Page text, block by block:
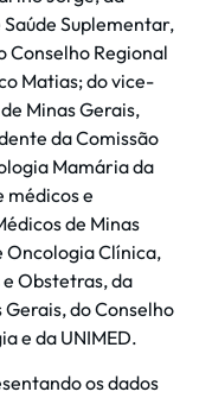
Suplementar,
Conselho Regional
Matias; do vice-
Minas Gerais,
da Comissão
Mamária da
médicos e
de Minas
Oncologia Clínica,
Obstetras, da
do Conselho
e da UNIMED.
os dados